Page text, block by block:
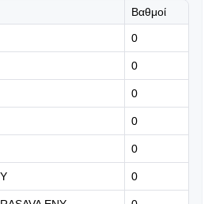
| 17:06
η κινητικότητα στα εισιτήρια
- Τόσα εισιτήρια κόπηκαν
γίνει το φιλικό ανάμεσα σε
Ανόρθωση
| 16:40
Βαθμοί
0
0
0
0
0
0